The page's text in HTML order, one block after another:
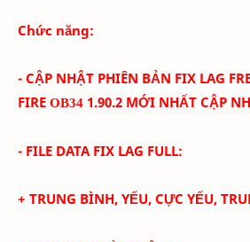
Chức năng:
- CẬP NHẬT PHIÊN BẢN FIX LAG
FIRE OB34 1.90.2 MỚI NHẤT CẬP
- FILE DATA FIX LAG FULL:
+ TRUNG BÌNH, YẾU, CỰC YẾU,